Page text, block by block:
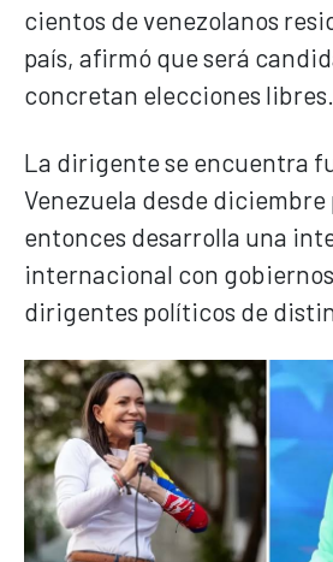
cientos de venezolanos
país, afirmó que será
concretan elecciones libres.
La dirigente se encuentra
Venezuela desde diciembre
entonces desarrolla una
internacional con
dirigentes políticos de